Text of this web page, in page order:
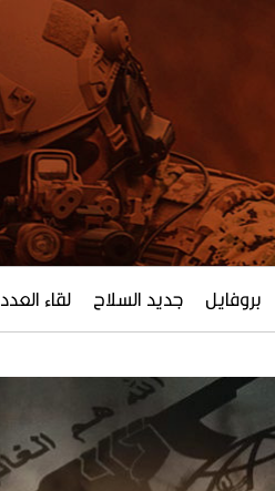
بروفايل جديد السلاح لقاء العدد